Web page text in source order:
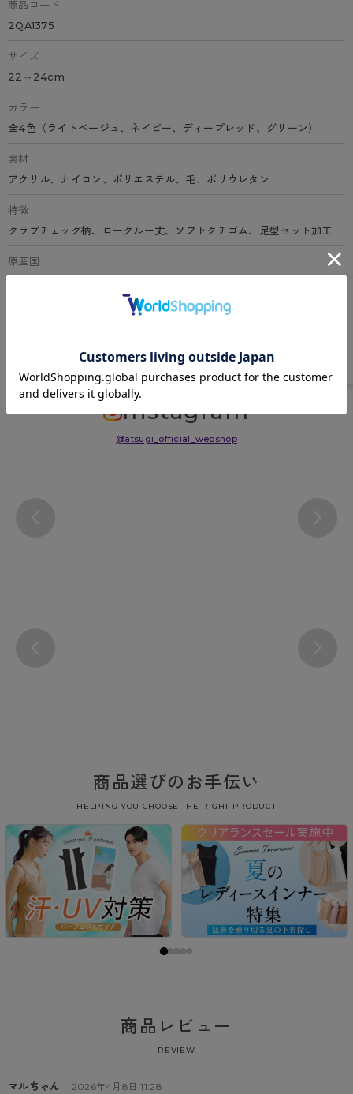
商品コード
2QA1375
サイズ
22～24cm
カラー
全4色（ライトベージュ、ネイビー、ディープレッド、グリーン）
素材
アクリル、ナイロン、ポリエステル、毛、ポリウレタン
特徴
クラブチェック柄、ロークルー丈、ソフトクチゴム、足型セット加工
原産国
サイズ表 洗濯表示について よくある質問(FAQ)
Instagram
@atsugi_official_webshop
商品選びのお手伝い
HELPING YOU CHOOSE THE RIGHT PRODUCT
商品レビュー
REVIEW
マルちゃん 2026年4月8日 11:28